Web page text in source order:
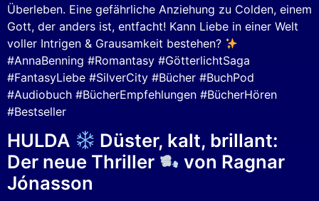
Überleben. Eine gefährliche Anziehung zu Colden, einem
Gott, der anders ist, entfacht! Kann Liebe in einer Welt
voller Intrigen & Grausamkeit bestehen?
#AnnaBenning #Romantasy #GötterlichtSaga
#FantasyLiebe #SilverCity #Bücher #BuchPod
#Audiobuch #BücherEmpfehlungen #BücherHören
#Bestseller
HULDA
Düster, kalt, brillant:
Der neue Thriller
von Ragnar
Jónasson